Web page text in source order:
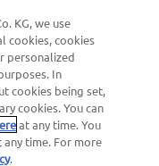
KG, we use
cookies, cookies
personalized
In
cookies being set,
cookies. You can
at any time. You
time. For more
.